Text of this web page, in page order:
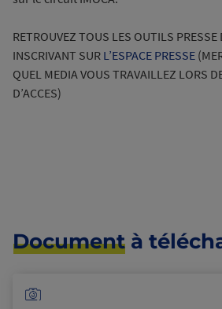
Document à
RETROUVEZ TOUS LES OUTILS
INSCRIVANT SUR L’ESPACE PRESSE
QUEL MEDIA VOUS TRAVAILLEZ LORS
D’ACCES)